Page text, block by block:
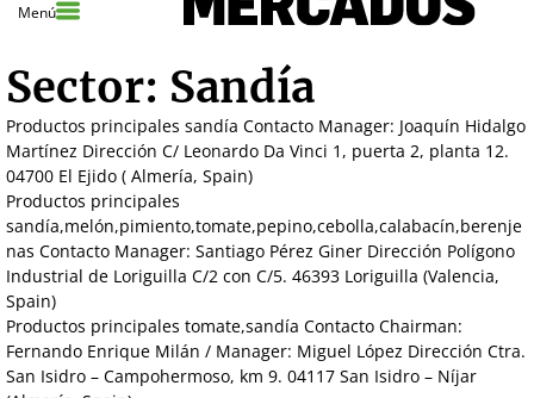
Menú
Sector: Sandía
Productos principales sandía Contacto Manager: Joaquín Hidalgo
Martínez Dirección C/ Leonardo Da Vinci 1, puerta 2, planta 12.
04700 El Ejido ( Almería, Spain)
Productos principales
sandía,melón,pimiento,tomate,pepino,cebolla,calabacín,berenje
nas Contacto Manager: Santiago Pérez Giner Dirección Polígono
Industrial de Loriguilla C/2 con C/5. 46393 Loriguilla (Valencia,
Spain)
Productos principales tomate,sandía Contacto Chairman:
Fernando Enrique Milán / Manager: Miguel López Dirección Ctra.
San Isidro – Campohermoso, km 9. 04117 San Isidro – Níjar